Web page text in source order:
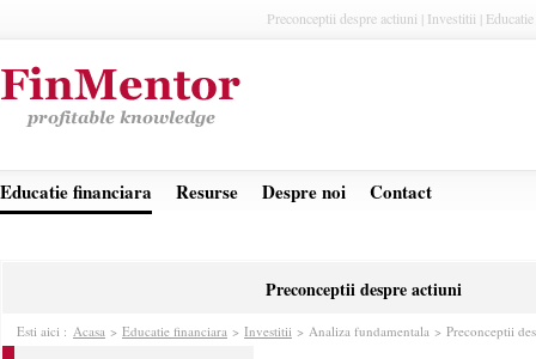
Preconceptii despre actiuni | Investitii |
Educatie financiara Resurse Despre noi Contact
Preconceptii despre actiuni
Esti aici : Acasa > Educatie financiara > Investitii > Analiza fundamentala > Preconceptii